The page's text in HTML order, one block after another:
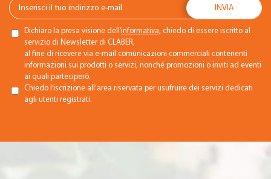
Dichiaro la presa visione dell’informativa, chiedo di essere iscritto al
servizio di Newsletter di CLABER,
al fine di ricevere via e-mail comunicazioni commerciali contenenti
informazioni sui prodotti o servizi, nonché promozioni o inviti ad eventi
ai quali parteciperò.
Chiedo l’iscrizione all’area riservata per usufruire dei servizi dedicati
agli utenti registrati.